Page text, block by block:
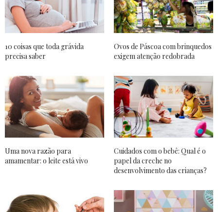
10 coisas que toda grávida
precisa saber
Ovos de Páscoa com brinquedos
exigem atenção redobrada
Uma nova razão para
amamentar: o leite está vivo
Cuidados com o bebê: Qual é o
papel da creche no
desenvolvimento das crianças?